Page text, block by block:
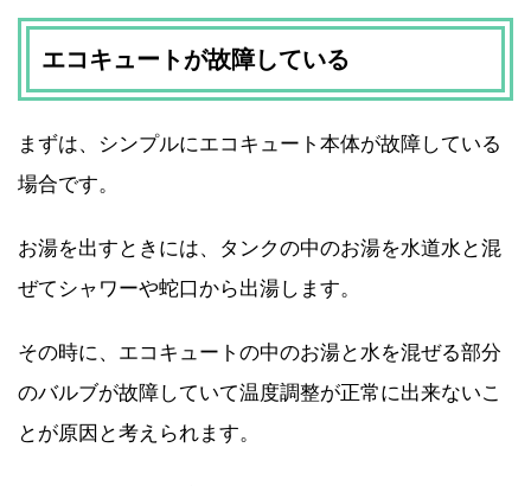
エコキュートが故障している
まずは、シンプルにエコキュート本体が故障している
場合です。
お湯を出すときには、タンクの中のお湯を水道水と混
ぜてシャワーや蛇口から出湯します。
その時に、エコキュートの中のお湯と水を混ぜる部分
のバルブが故障していて温度調整が正常に出来ないこ
とが原因と考えられます。